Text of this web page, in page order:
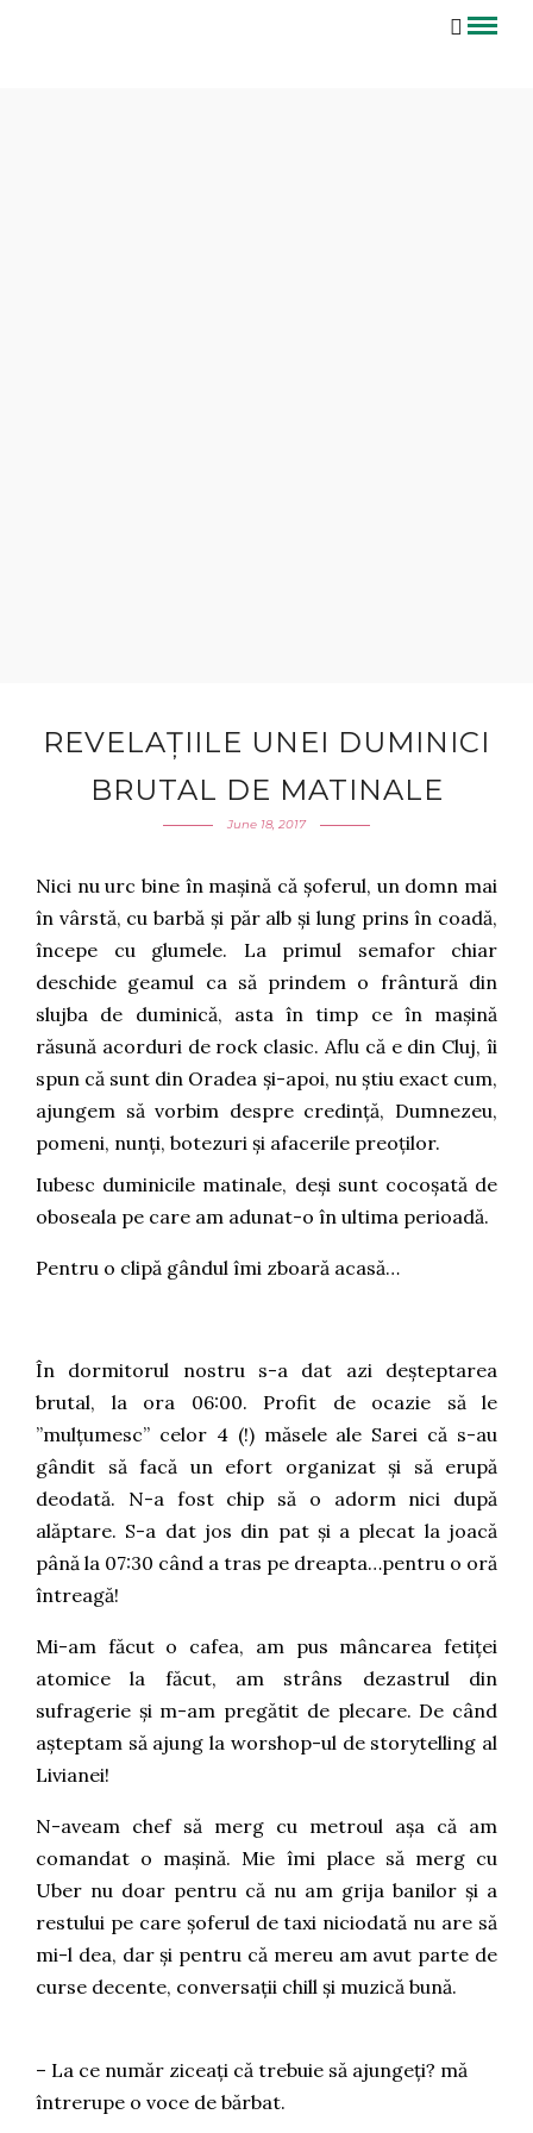
REVELAȚIILE UNEI DUMINICI
BRUTAL DE MATINALE
June 18, 2017
Nici nu urc bine în mașină că șoferul, un domn mai
în vârstă, cu barbă și păr alb și lung prins în coadă,
începe cu glumele. La primul semafor chiar
deschide geamul ca să prindem o frântură din
slujba de duminică, asta în timp ce în mașină
răsună acorduri de rock clasic. Aflu că e din Cluj, îi
spun că sunt din Oradea și-apoi, nu știu exact cum,
ajungem să vorbim despre credință, Dumnezeu,
pomeni, nunți, botezuri și afacerile preoților.
Iubesc duminicile matinale, deși sunt cocoșată de
oboseala pe care am adunat-o în ultima perioadă.
Pentru o clipă gândul îmi zboară acasă…
În dormitorul nostru s-a dat azi deșteptarea
brutal, la ora 06:00. Profit de ocazie să le
”mulțumesc” celor 4 (!) măsele ale Sarei că s-au
gândit să facă un efort organizat și să erupă
deodată. N-a fost chip să o adorm nici după
alăptare. S-a dat jos din pat și a plecat la joacă
până la 07:30 când a tras pe dreapta…pentru o oră
întreagă!
Mi-am făcut o cafea, am pus mâncarea fetiței
atomice la făcut, am strâns dezastrul din
sufragerie și m-am pregătit de plecare. De când
așteptam să ajung la worshop-ul de storytelling al
Livianei!
N-aveam chef să merg cu metroul așa că am
comandat o mașină. Mie îmi place să merg cu
Uber nu doar pentru că nu am grija banilor și a
restului pe care șoferul de taxi niciodată nu are să
mi-l dea, dar și pentru că mereu am avut parte de
curse decente, conversații chill și muzică bună.
– La ce număr ziceați că trebuie să ajungeți? mă
întrerupe o voce de bărbat.